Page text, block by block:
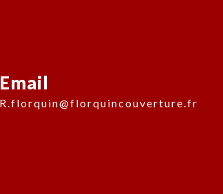
Email
r.florquin@florquincouverture.fr